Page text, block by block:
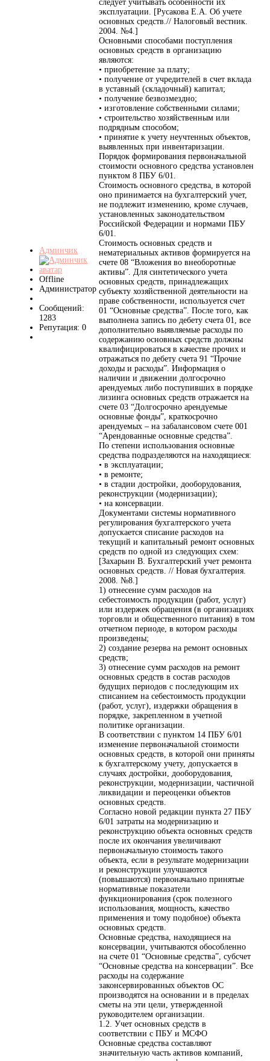
Админчик
Offline
Администратор
Сообщений:
1283
Репутация: 0
следует учитывать особенности их
эксплуатации. [Русакова Е.А. Об учете
основных средств.// Налоговый вестник.
2004. №4.]
Основными способами поступления
основных средств в организацию
являются:
• приобретение за плату;
• получение от учредителей в счет вклада
в уставный (складочный) капитал;
• получение безвозмездно;
• изготовление собственными силами;
• строительство хозяйственным или
подрядным способом;
• принятие к учету неучтенных объектов,
выявленных при инвентаризации.
Порядок формирования первоначальной
стоимости основного средства установлен
пунктом 8 ПБУ 6/01.
Стоимость основного средства, в которой
оно принимается на бухгалтерский учет,
не подлежит изменению, кроме случаев,
установленных законодательством
Российской Федерации и нормами ПБУ
6/01.
Стоимость основных средств и
нематериальных активов формируется на
счете 08 “Вложения во внеоборотные
активы”. Для синтетического учета
основных средств, принадлежащих
субъекту хозяйственной деятельности на
праве собственности, используется счет
01 “Основные средства”. После того, как
выполнена запись по дебету счета 01, все
дополнительно выявляемые расходы по
содержанию основных средств должны
квалифицироваться в качестве прочих и
отражаться по дебету счета 91 “Прочие
доходы и расходы”. Информация о
наличии и движении долгосрочно
арендуемых либо поступивших в порядке
лизинга основных средств отражается на
счете 03 “Долгосрочно арендуемые
основные фонды”, краткосрочно
арендуемых – на забалансовом счете 001
“Арендованные основные средства”.
По степени использования основные
средства подразделяются на находящиеся:
• в эксплуатации;
• в ремонте;
• в стадии достройки, дооборудования,
реконструкции (модернизации);
• на консервации.
Документами системы нормативного
регулирования бухгалтерского учета
допускается списание расходов на
текущий и капитальный ремонт основных
средств по одной из следующих схем:
[Захарьин В. Бухгалтерский учет ремонта
основных средств. // Новая бухгалтерия.
2008. №8.]
1) отнесение сумм расходов на
себестоимость продукции (работ, услуг)
или издержек обращения (в организациях
торговли и общественного питания) в том
отчетном периоде, в котором расходы
произведены;
2) создание резерва на ремонт основных
средств;
3) отнесение сумм расходов на ремонт
основных средств в состав расходов
будущих периодов с последующим их
списанием на себестоимость продукции
(работ, услуг), издержки обращения в
порядке, закрепленном в учетной
политике организации.
В соответствии с пунктом 14 ПБУ 6/01
изменение первоначальной стоимости
основных средств, в которой они приняты
к бухгалтерскому учету, допускается в
случаях достройки, дооборудования,
реконструкции, модернизации, частичной
ликвидации и переоценки объектов
основных средств.
Согласно новой редакции пункта 27 ПБУ
6/01 затраты на модернизацию и
реконструкцию объекта основных средств
после их окончания увеличивают
первоначальную стоимость такого
объекта, если в результате модернизации
и реконструкции улучшаются
(повышаются) первоначально принятые
нормативные показатели
функционирования (срок полезного
использования, мощность, качество
применения и тому подобное) объекта
основных средств.
Основные средства, находящиеся на
консервации, учитываются обособленно
на счете 01 “Основные средства”, субсчет
“Основные средства на консервации”. Все
расходы на содержание
законсервированных объектов ОС
производятся на основании и в пределах
сметы на эти цели, утвержденной
руководителем организации.
1.2. Учет основных средств в
соответствии с ПБУ и МСФО
Основные средства составляют
значительную часть активов компаний,